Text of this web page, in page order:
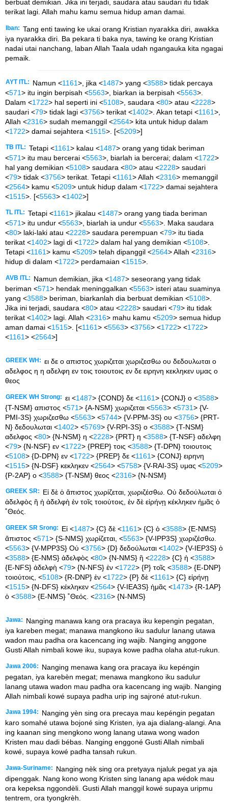
berbuat demikian. Jika ini terjadi, saudara atau saudari itu tidak
terikat lagi. Allah mahu kamu semua hidup aman damai.
Iban: Tang enti tawing ke ukai orang Kristian nyarakka diri, awakka
iya nyarakka diri. Ba pekara ti baka nya, tawing ke orang Kristian
nadai utai nanchang, laban Allah Taala udah ngangauka kita ngagai
pemaik.
AYT ITL: Namun <1161>, jika <1487> yang <3588> tidak percaya
<571> itu ingin berpisah <5563>, biarkan ia berpisah <5563>.
Dalam <1722> hal seperti ini <5108>, saudara <80> atau <2228>
saudari <79> tidak lagi <3756> terikat <1402>. Akan tetapi <1161>,
Allah <2316> sudah memanggil <2564> kita untuk hidup dalam
<1722> damai sejahtera <1515>. [<5209>]
TB ITL: Tetapi <1161> kalau <1487> orang yang tidak beriman
<571> itu mau bercerai <5563>, biarlah ia bercerai; dalam <1722>
hal yang demikian <5108> saudara <80> atau <2228> saudari
<79> tidak <3756> terikat. Tetapi <1161> Allah <2316> memanggil
<2564> kamu <5209> untuk hidup dalam <1722> damai sejahtera
<1515>. [<5563> <1402>]
TL ITL: Tetapi <1161> jikalau <1487> orang yang tiada beriman
<571> itu undur <5563>, biarlah ia undur <5563>. Maka saudara
<80> laki-laki atau <2228> saudara perempuan <79> itu tiada
terikat <1402> lagi di <1722> dalam hal yang demikian <5108>.
Tetapi <1161> kamu <5209> telah dipanggil <2564> Allah <2316>
hidup di dalam <1722> perdamaian <1515>.
AVB ITL: Namun demikian, jika <1487> seseorang yang tidak
beriman <571> hendak meninggalkan <5563> isteri atau suaminya
yang <3588> beriman, biarkanlah dia berbuat demikian <5108>.
Jika ini terjadi, saudara <80> atau <2228> saudari <79> itu tidak
terikat <1402> lagi. Allah <2316> mahu kamu <5209> semua hidup
aman damai <1515>. [<1161> <5563> <3756> <1722> <1722>
<1161> <2564>]
GREEK WH: ει δε ο απιστος χωριζεται χωριζεσθω ου δεδουλωται ο
αδελφος η η αδελφη εν τοις τοιουτοις εν δε ειρηνη κεκληκεν υμας ο
θεος
GREEK WH Strong: ει <1487> {COND} δε <1161> {CONJ} ο <3588>
{T-NSM} απιστος <571> {A-NSM} χωριζεται <5563> <5731> {V-
PMI-3S} χωριζεσθω <5563> <5744> {V-PPM-3S} ου <3756> {PRT-
N} δεδουλωται <1402> <5769> {V-RPI-3S} ο <3588> {T-NSM}
αδελφος <80> {N-NSM} η <2228> {PRT} η <3588> {T-NSF} αδελφη
<79> {N-NSF} εν <1722> {PREP} τοις <3588> {T-DPN} τοιουτοις
<5108> {D-DPN} εν <1722> {PREP} δε <1161> {CONJ} ειρηνη
<1515> {N-DSF} κεκληκεν <2564> <5758> {V-RAI-3S} υμας <5209>
{P-2AP} ο <3588> {T-NSM} θεος <2316> {N-NSM}
GREEK SR:
Εἰ δὲ ὁ ἄπιστος χωρίζεται, χωριζέσθω. Οὐ δεδούλωται ὁ
ἀδελφὸς ἢ ἡ ἀδελφὴ ἐν τοῖς τοιούτοις, ἐν δὲ εἰρήνῃ κέκληκεν ἡμᾶς ὁ
˚Θεός.
GREEK SR Srong: Εἰ <1487> {C} δὲ <1161> {C} ὁ <3588> {E-NMS}
ἄπιστος <571> {S-NMS} χωρίζεται, <5563> {V-IPP3S} χωριζέσθω.
<5563> {V-MPP3S} Οὐ <3756> {D} δεδούλωται <1402> {V-IEP3S} ὁ
<3588> {E-NMS} ἀδελφὸς <80> {N-NMS} ἢ <2228> {C} ἡ <3588>
{E-NFS} ἀδελφὴ <79> {N-NFS} ἐν <1722> {P} τοῖς <3588> {E-DNP}
τοιούτοις, <5108> {R-DNP} ἐν <1722> {P} δὲ <1161> {C} εἰρήνῃ
<1515> {N-DFS} κέκληκεν <2564> {V-IEA3S} ἡμᾶς <1473> {R-1AP}
ὁ <3588> {E-NMS} ˚Θεός. <2316> {N-NMS}
Jawa:
Nanging manawa kang ora pracaya iku kepengin pegatan,
iya kareben megat; manawa mangkono iku sadulur lanang utawa
wadon mau padha ora kacencang ing wajib. Nanging anggone
Gusti Allah nimbali kowe iku, supaya kowe padha olaha atut-rukun.
Jawa 2006:
Nanging menawa kang ora pracaya iku kepéngin
pegatan, iya karebèn megat; menawa mangkono iku sadulur
lanang utawa wadon mau padha ora kacencang ing wajib. Nanging
Allah nimbali kowé supaya padha urip ing sajroné atut-rukun.
Jawa 1994:
Nanging yèn sing ora precaya mau kepéngin pegatan
karo somahé utawa bojoné sing Kristen, iya aja dialang-alangi. Ana
ing kaanan sing mengkono wong lanang utawa wong wadon
Kristen mau dadi bébas. Nanging enggoné Gusti Allah nimbali
kowé, supaya kowé padha tansah rukun.
Jawa-Suriname:
Nanging nèk sing ora pretyaya njaluk pegat ya aja
dipenggak. Nang kono wong Kristen sing lanang apa wédok mau
ora kepeksa nggondèli. Gusti Allah manggil kowé supaya uripmu
tentrem, ora tyongkrèh.